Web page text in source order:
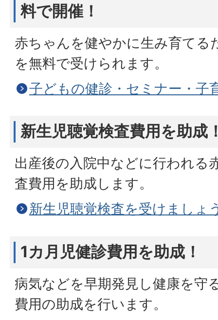
料で開催！
赤ちゃんを健やかに生み育てる
を無料で受けられます。
子どもの健診・セミナー・子
新生児聴覚検査費用を助成
出産後の入院中などに行われる
査費用を助成します。
新生児聴覚検査を受けましょ
1カ月児健診費用を助成！
病気などを早期発見し健康を守
費用の助成を行います。